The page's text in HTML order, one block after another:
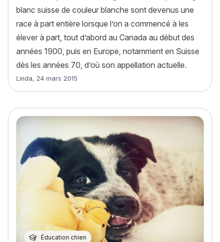
blanc suisse de couleur blanche sont devenus une
race à part entière lorsque l’on a commencé à les
élever à part, tout d’abord au Canada au début des
années 1900, puis en Europe, notamment en Suisse
dès les années 70, d’où son appellation actuelle.
Article rédigé par
Linda, 24 mars 2015
Éducation chien